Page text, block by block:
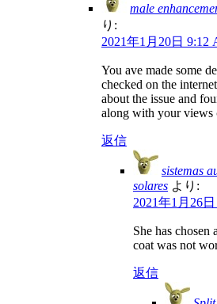
male
り:
2021年1月20日 9:12
You ave made some
checked on the
about the issue and
along with your views
返信
sistemas
solares より:
2021年1月26
She has chosen
coat was not
返信